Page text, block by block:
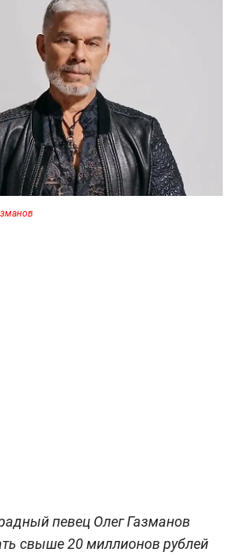
певец Олег Газманов
свыше 20 миллионов рублей